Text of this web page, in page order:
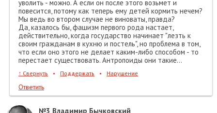
уволить - можно. А если он после этого возьмет и
повесится, потому как теперь ему детей кормить нечем?
Мы ведь во втором случае не виноваты, правда?
Да, казалось бы, фашизм первого рода настает,
действительно, когда государство начинает "лезть к
своим гражданам в кухню и постель", но проблема в том,
что если оно этого не делает каким-либо способом - то
перестает существовать. Антропоиды они такие...
↑ Свернуть • Поддержать • Нарушение
Ответить
№3 Владимир Бычковский